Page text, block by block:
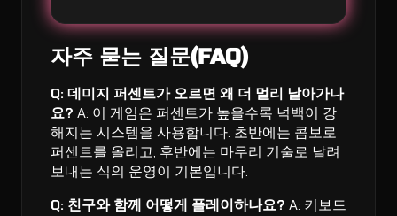
자주 묻는 질문(FAQ)
Q: 데미지 퍼센트가 오르면 왜 더 멀리 날아가나
요? A: 이 게임은 퍼센트가 높을수록 넉백이 강
해지는 시스템을 사용합니다. 초반에는 콤보로
퍼센트를 올리고, 후반에는 마무리 기술로 날려
보내는 식의 운영이 기본입니다.
Q: 친구와 함께 어떻게 플레이하나요? A: 키보드